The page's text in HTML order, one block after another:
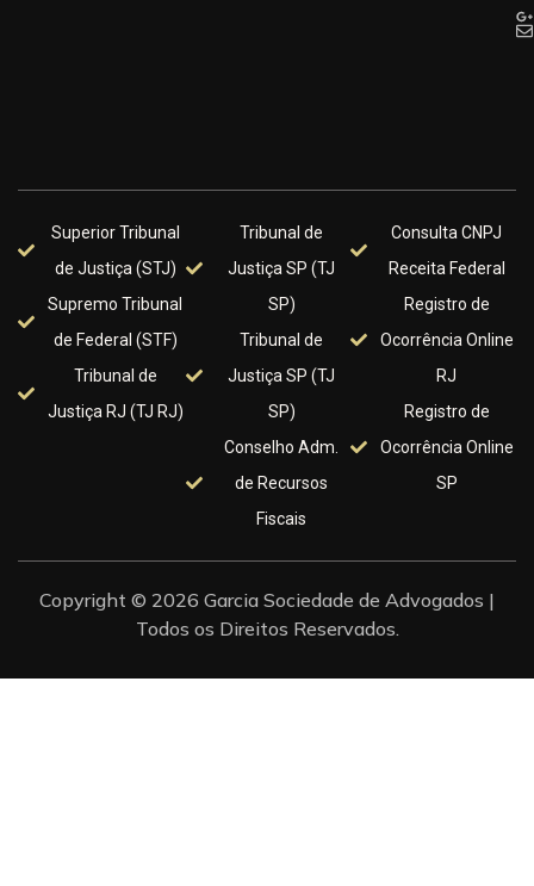
Superior Tribunal
de Justiça (STJ)
Supremo Tribunal
de Federal (STF)
Tribunal de
Justiça RJ (TJ RJ)
Tribunal de
Justiça SP (TJ
SP)
Tribunal de
Justiça SP (TJ
SP)
Conselho Adm.
de Recursos
Fiscais
Consulta CNPJ
Receita Federal
Registro de
Ocorrência Online
RJ
Registro de
Ocorrência Online
SP
Copyright © 2026 Garcia Sociedade de Advogados |
Todos os Direitos Reservados.